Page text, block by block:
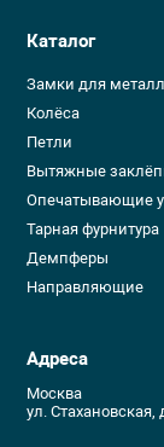
Каталог
Замки для
Колёса
Петли
Вытяжные
Опечатывающие
Тарная фурнитура
Демпферы
Направляющие
Адреса
Москва
ул. Стахановская,